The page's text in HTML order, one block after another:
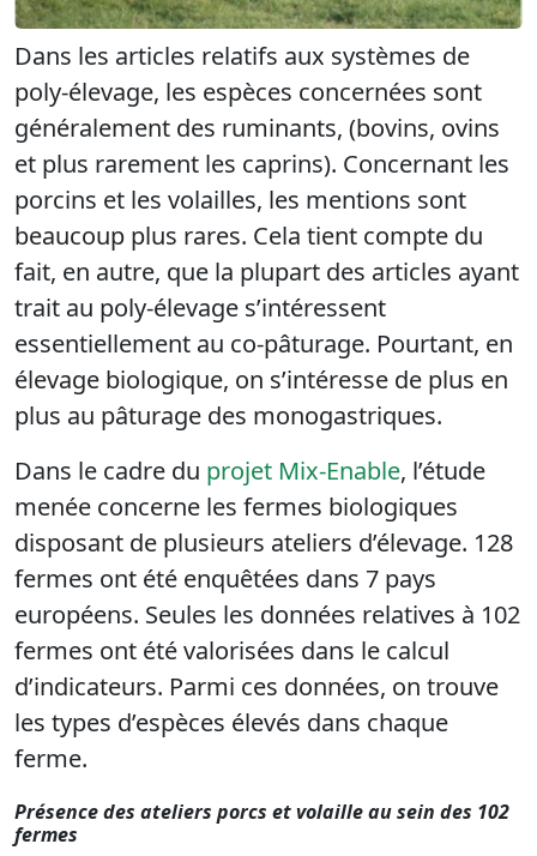
Dans les articles relatifs aux systèmes de
poly-élevage, les espèces concernées sont
généralement des ruminants, (bovins, ovins
et plus rarement les caprins). Concernant les
porcins et les volailles, les mentions sont
beaucoup plus rares. Cela tient compte du
fait, en autre, que la plupart des articles ayant
trait au poly-élevage s’intéressent
essentiellement au co-pâturage. Pourtant, en
élevage biologique, on s’intéresse de plus en
plus au pâturage des monogastriques.
Dans le cadre du projet Mix-Enable, l’étude
menée concerne les fermes biologiques
disposant de plusieurs ateliers d’élevage. 128
fermes ont été enquêtées dans 7 pays
européens. Seules les données relatives à 102
fermes ont été valorisées dans le calcul
d’indicateurs. Parmi ces données, on trouve
les types d’espèces élevés dans chaque
ferme.
Présence des ateliers porcs et volaille au sein des 102
fermes